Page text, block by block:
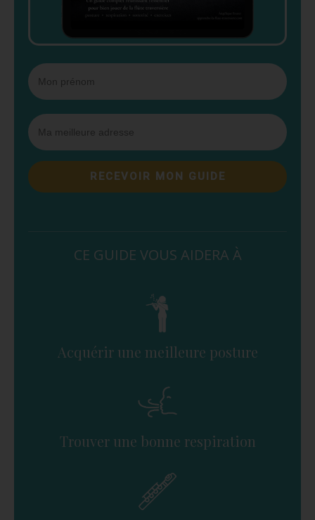
RECEVOIR MON GUIDE
CE GUIDE VOUS AIDERA À
Acquérir une meilleure posture
Trouver une bonne respiration